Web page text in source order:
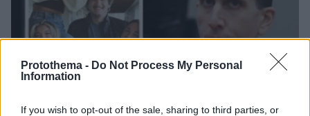
Protothema - Do Not Process My Personal
Information
If you wish to opt-out of the sale, sharing to third parties, or